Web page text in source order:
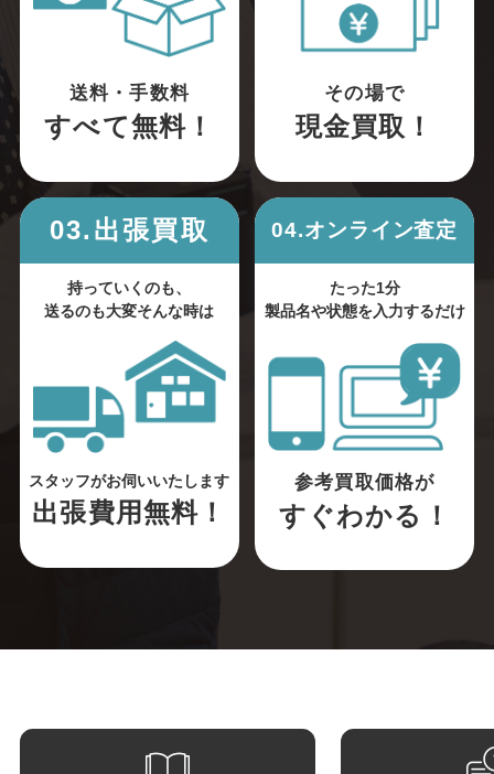
送料・手数料
すべて無料！
その場で
現金買取！
03.出張買取
持っていくのも、
送るのも大変そんな時は
スタッフがお伺いいたします
出張費用無料！
04.オンライン査定
たった1分
製品名や状態を入力するだけ
参考買取価格が
すぐわかる！